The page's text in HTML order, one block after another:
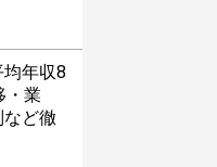
均年収8
・業
ど徹